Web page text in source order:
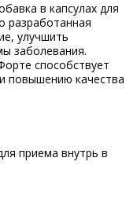
в капсулах для
разработанная
улучшить
заболевания.
способствует
повышению качества
приема внутрь в